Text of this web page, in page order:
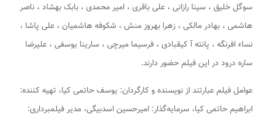
سوگل خلیق ، سینا رازانی ، علی باقری ، امیر محمدی ، بابک بهشاد ، ناصر
هاشمی ، بهادر مالکی ، زهرا بهروز منش ، شکوفه هاشمیان ، علی پاشا ،
نساء افرنگه ، پانته آ کیقبادی ، فرسیما میرچی ، سارینا یوسفی ، علیرضا
ساره درود در این فیلم حضور دارند.
عوامل فیلم عبارتند از نویسنده و کارگردان: یوسف حاتمی کیا، تهیه کننده:
ابراهیم حاتمی کیا، سرمایه‌گذار: امیرحسین اسدبیگی، مدیر فیلمبرداری: